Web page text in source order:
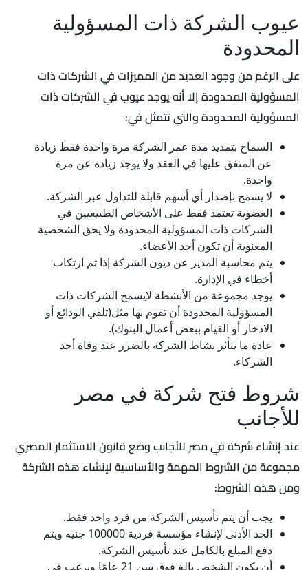
عيوب الشركة ذات المسؤولية
المحدودة
على الرغم من وجود العديد من المميزات في الشركات ذات
المسؤولية المحدودة إلا أنه يوجد عيوب في الشركات ذات
المسؤولية المحدودة والتي تتمثل في:
السماح بتمديد مدة عمر الشركة مرة واحدة فقط زيادة
عن المتفق عليها في العقد ولا يوجد زيادة عن مرة
واحدة.
لا يسمح بإصدار أي أسهم قابلة للتداول عبر الشركة.
العضوية تعتمد فقط على الأشخاص الطبيعيين في
الشركات ذات المسؤولية المحدودة ولا يحق الشخصية
المعنوية أن تكون أحد الأعضاء.
يتم محاسبة المدير عن ديون الشركة إذا تم ارتكاب
أخطاء في الإدارة.
يوجد مجموعة من الأنشطة لايسمح الشركات ذات
المسؤولية المحدودة أن تقوم بها مثل(تلقي الودائع أو
الادخار أو القيام ببعض أعمال البنوك).
عادة ما يتأثر نشاط الشركة بالضرر عند وفاة أحد
الشركاء.
شروط فتح شركة في مصر
للأجانب
عند إنشاء شركة في مصر للأجانب وضع قانون الاستثمار المصري
مجموعة من الشروط المهمة والأساسية لإنشاء هذه الشركة
ومن هذه الشروط:
يجب أن يتم تأسيس الشركة من فرد واحد فقط.
الحد الأدنى لإنشاء مؤسسة فردية 100000 جنيه ويتم
دفع المبلغ بالكامل عند تأسيس الشركة.
أن يكون الشخص بالغ فوق سن 21 عامًا ويرغب في